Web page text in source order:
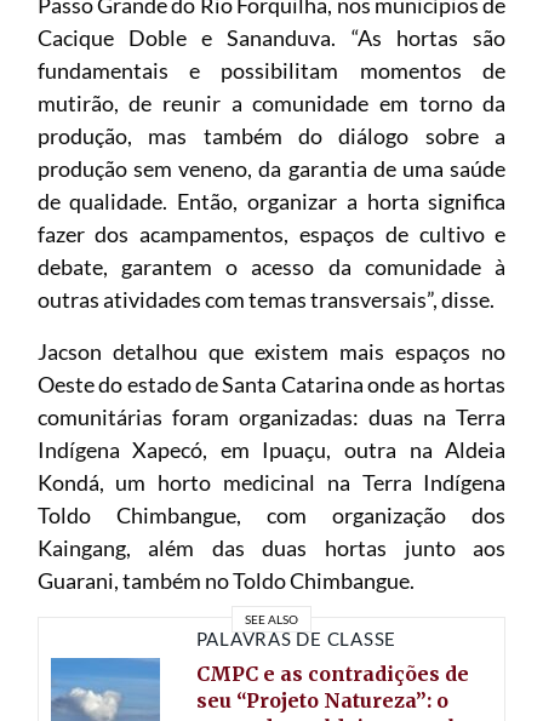
Cacique Doble e Sananduva. “As hortas são
fundamentais e possibilitam momentos de
mutirão, de reunir a comunidade em torno da
produção, mas também do diálogo sobre a
produção sem veneno, da garantia de uma saúde
de qualidade. Então, organizar a horta significa
fazer dos acampamentos, espaços de cultivo e
debate, garantem o acesso da comunidade à
outras atividades com temas transversais”, disse.
Jacson detalhou que existem mais espaços no
Oeste do estado de Santa Catarina onde as hortas
comunitárias foram organizadas: duas na Terra
Indígena Xapecó, em Ipuaçu, outra na Aldeia
Kondá, um horto medicinal na Terra Indígena
Toldo Chimbangue, com organização dos
Kaingang, além das duas hortas junto aos
Guarani, também no Toldo Chimbangue.
SEE ALSO
PALAVRAS DE CLASSE
CMPC e as contradições de
seu “Projeto Natureza”: o